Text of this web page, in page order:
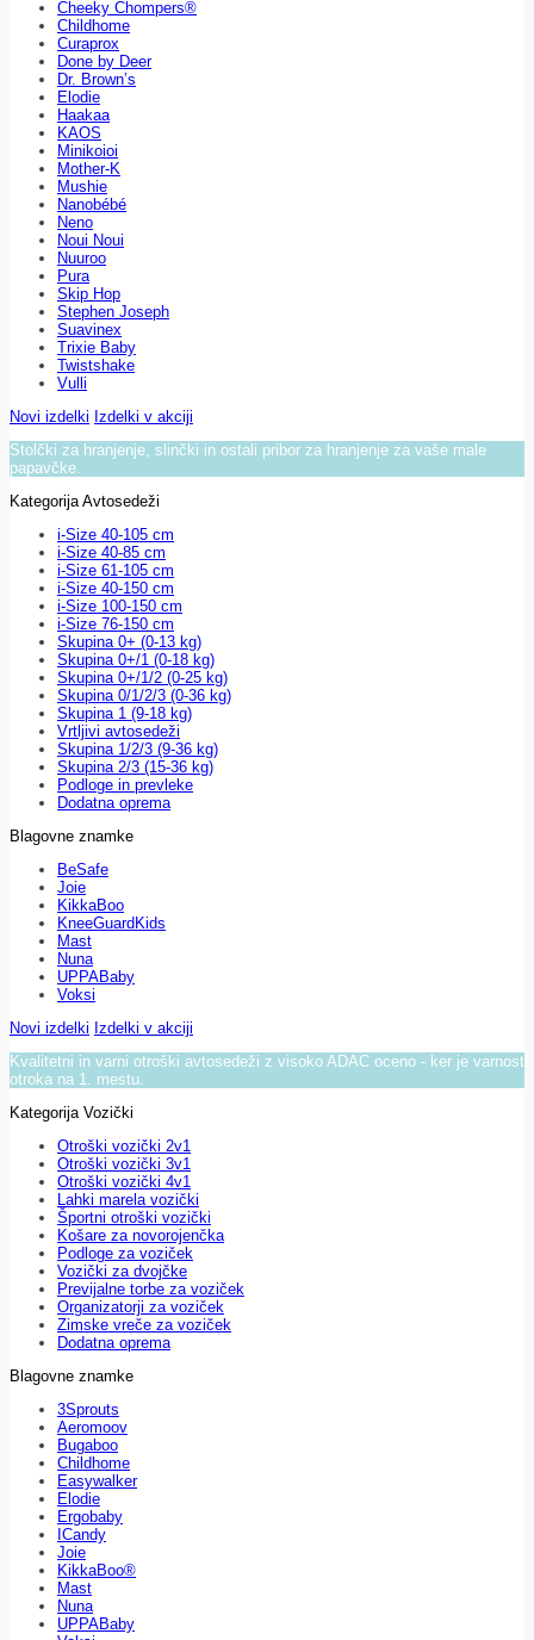
Cheeky Chompers®
Childhome
Curaprox
Done by Deer
Dr. Brown’s
Elodie
Haakaa
KAOS
Minikoioi
Mother-K
Mushie
Nanobébé
Neno
Noui Noui
Nuuroo
Pura
Skip Hop
Stephen Joseph
Suavinex
Trixie Baby
Twistshake
Vulli
Novi izdelki Izdelki v akciji
Stolčki za hranjenje, slinčki in ostali pribor za hranjenje za vaše male
papavčke.
Kategorija Avtosedeži
i-Size 40-105 cm
i-Size 40-85 cm
i-Size 61-105 cm
i-Size 40-150 cm
i-Size 100-150 cm
i-Size 76-150 cm
Skupina 0+ (0-13 kg)
Skupina 0+/1 (0-18 kg)
Skupina 0+/1/2 (0-25 kg)
Skupina 0/1/2/3 (0-36 kg)
Skupina 1 (9-18 kg)
Vrtljivi avtosedeži
Skupina 1/2/3 (9-36 kg)
Skupina 2/3 (15-36 kg)
Podloge in prevleke
Dodatna oprema
Blagovne znamke
BeSafe
Joie
KikkaBoo
KneeGuardKids
Mast
Nuna
UPPABaby
Voksi
Novi izdelki Izdelki v akciji
Kvalitetni in varni otroški avtosedeži z visoko ADAC oceno - ker je varnost
otroka na 1. mestu.
Kategorija Vozički
Otroški vozički 2v1
Otroški vozički 3v1
Otroški vozički 4v1
Lahki marela vozički
Športni otroški vozički
Košare za novorojenčka
Podloge za voziček
Vozički za dvojčke
Previjalne torbe za voziček
Organizatorji za voziček
Zimske vreče za voziček
Dodatna oprema
Blagovne znamke
3Sprouts
Aeromoov
Bugaboo
Childhome
Easywalker
Elodie
Ergobaby
ICandy
Joie
KikkaBoo®
Mast
Nuna
UPPABaby